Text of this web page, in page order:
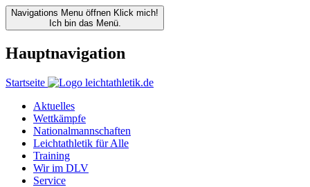
Navigations Menu öffnen Klick mich!
Ich bin das Menü.
Hauptnavigation
Startseite
Aktuelles
Wettkämpfe
Nationalmannschaften
Leichtathletik für Alle
Training
Wir im DLV
Service